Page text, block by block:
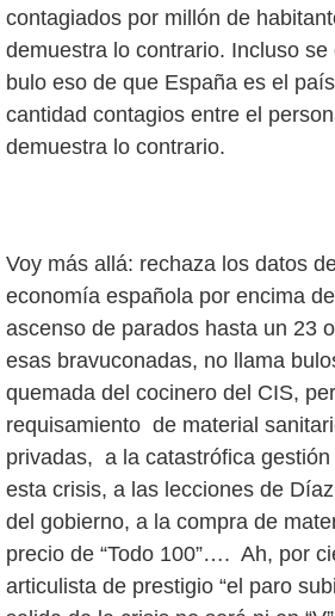
contagiados por millón de
demuestra lo contrario. Incluso
bulo eso de que España es el
cantidad contagios entre el
demuestra lo contrario.
Voy más allá: rechaza los datos
economía española por encima
ascenso de parados hasta un 23
esas bravuconadas, no llama
quemada del cocinero del CIS,
requisamiento de material
privadas, a la catastrófica
esta crisis, a las lecciones de
del gobierno, a la compra de
precio de “Todo 100”…. Ah, por
articulista de prestigio “el paro